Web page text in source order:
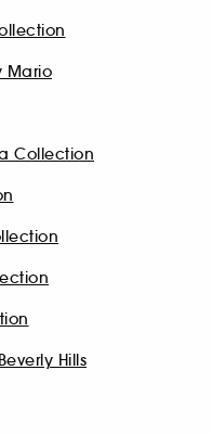
Mario
Collection
Hills